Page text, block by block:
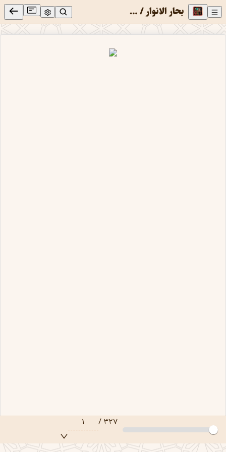
بحار الانوار / دریاهای نور : مجموعه ای فراگیر از دُرّهای ناب روایات امامان معصوم علیهم السلام با ترجمه فارسی جلد 4
صفحه ۱۳۲۷ / ۱